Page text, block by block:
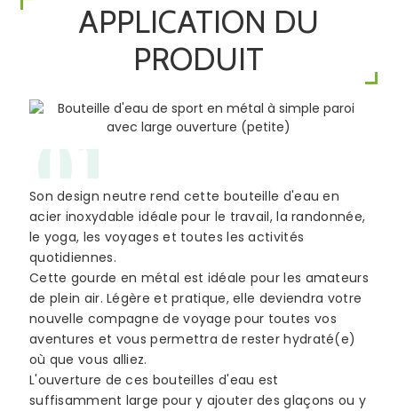
APPLICATION DU
PRODUIT
01
Son design neutre rend cette bouteille d'eau en
acier inoxydable idéale pour le travail, la randonnée,
le yoga, les voyages et toutes les activités
quotidiennes.
Cette gourde en métal est idéale pour les amateurs
de plein air. Légère et pratique, elle deviendra votre
nouvelle compagne de voyage pour toutes vos
aventures et vous permettra de rester hydraté(e)
où que vous alliez.
L'ouverture de ces bouteilles d'eau est
suffisamment large pour y ajouter des glaçons ou y